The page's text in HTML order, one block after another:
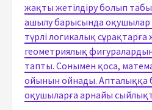
жақты жетілдіру болып
ашылу барысында оқушылар
түрлі логикалық сұрақтарға
геометриялық
тапты. Сонымен қоса,
ойынын ойнады. Апталыққа
оқушыларға арнайы